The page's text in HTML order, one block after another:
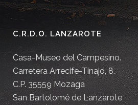
C.R.D.O. LANZAROTE
Casa-Museo del Campesino.
Carretera Arrecife-Tinajo, 8.
C.P. 35559 Mozaga
San Bartolomé de Lanzarote